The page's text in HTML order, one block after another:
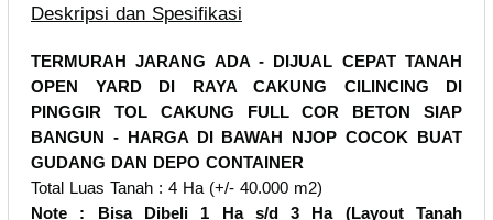
Deskripsi dan Spesifikasi
TERMURAH JARANG ADA - DIJUAL CEPAT TANAH
OPEN YARD DI RAYA CAKUNG CILINCING DI
PINGGIR TOL CAKUNG FULL COR BETON SIAP
BANGUN - HARGA DI BAWAH NJOP COCOK BUAT
GUDANG DAN DEPO CONTAINER
Total Luas Tanah : 4 Ha (+/- 40.000 m2)
Note : Bisa Dibeli 1 Ha s/d 3 Ha (Layout Tanah